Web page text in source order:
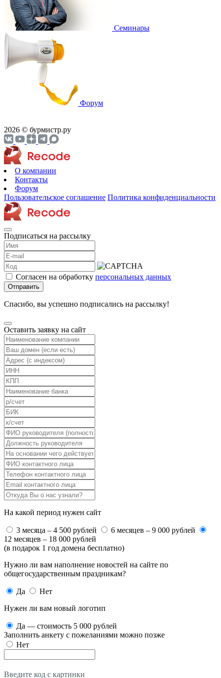
Cеминары
Форум
2026 © бурмистр.ру
О компании
Контакты
Форум
Пользовательское соглашение Политика конфиденциальности
Подписаться на рассылку
Согласен на обработку персональных данных
Отправить
Спасибо, вы успешно подписались на рассылку!
Оставить заявку на сайт
На какой период нужен сайт
3 месяца – 4 500 рублей
6 месяцев – 9 000 рублей
12 месяцев – 18 000 рублей
(в подарок 1 год домена бесплатно)
Нужно ли вам наполнение новостей на сайте по
общегосударственным праздникам?
Да
Нет
Нужен ли вам новый логотип
Да — стоимость 5 000 рублей
Заполнить анкету с пожеланиями можно позже
Нет
Введите код с картинки